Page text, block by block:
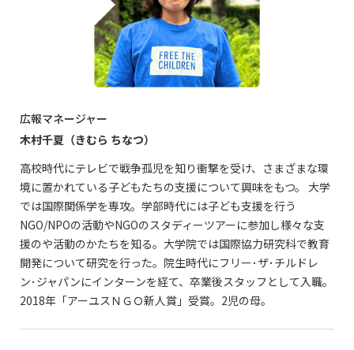
広報マネージャー
木村千夏（きむら ちなつ）
高校時代にテレビで戦争孤児を知り衝撃を受け、さまざまな環
境に置かれている子どもたちの支援について興味をもつ。 大学
では国際関係学を専攻。学部時代には子ども支援を行う
NGO/NPOの活動やNGOのスタディーツアーに参加し様々な支
援のや活動のかたちを知る。大学院では国際協力研究科で教育
開発について研究を行った。院生時代にフリー･ザ･チルドレ
ン･ジャパンにインターンを経て、卒業後スタッフとして入職。
2018年「アーユスＮＧＯ新人賞」受賞。2児の母。